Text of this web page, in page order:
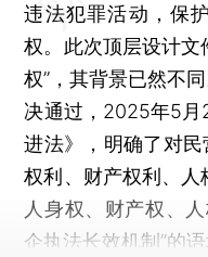
违法犯罪活动，保
权。此次顶层设计文
权”，其背景已然不
决通过，2025年5月
进法》，明确了对
权利、财产权利、人
人身权、财产权、
企执法长效机制”的语